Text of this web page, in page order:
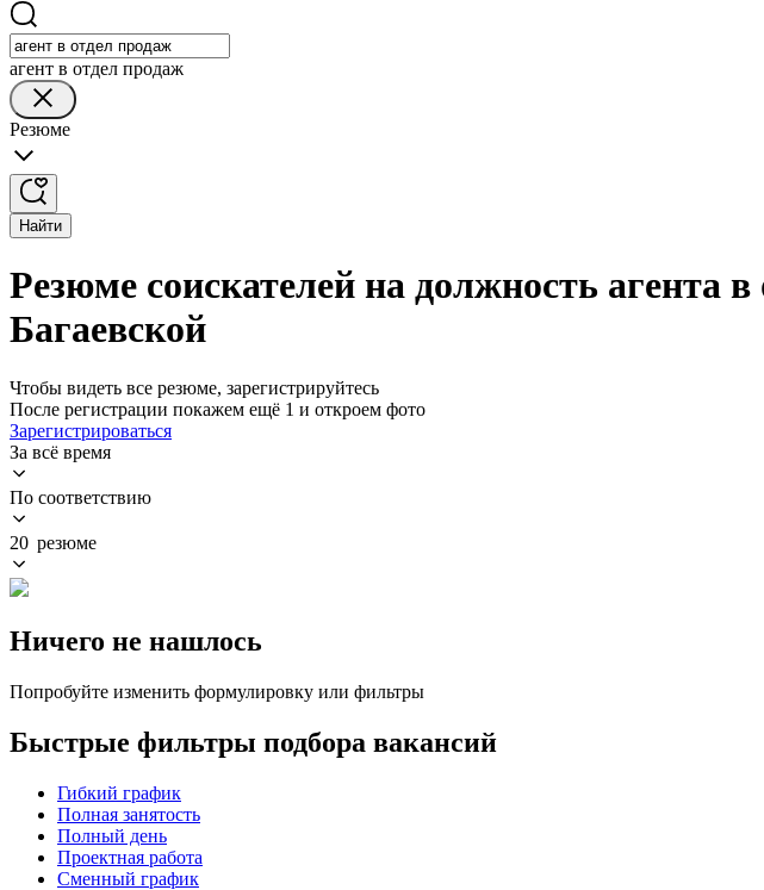
агент в отдел продаж
Резюме
Найти
Резюме соискателей на должность агента
Багаевской
Чтобы видеть все резюме, зарегистрируйтесь
После регистрации покажем ещё 1 и откроем фото
Зарегистрироваться
За всё время
По соответствию
20 резюме
Ничего не нашлось
Попробуйте изменить формулировку или фильтры
Быстрые фильтры подбора вакансий
Гибкий график
Полная занятость
Полный день
Проектная работа
Сменный график